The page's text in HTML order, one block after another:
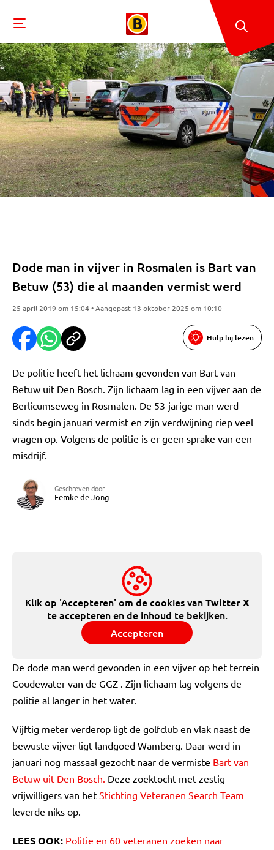
Dode man in vijver in Rosmalen is Bart van
Betuw (53) die al maanden vermist werd
25 april 2019 om 15:04 • Aangepast 13 oktober 2025 om 10:10
Hulp bij lezen
De politie heeft het lichaam gevonden van Bart van
Betuw uit Den Bosch. Zijn lichaam lag in een vijver aan de
Berlicumseweg in Rosmalen. De 53-jarige man werd
sinds begin januari vermist en zijn verdwijning riep veel
vragen op. Volgens de politie is er geen sprake van een
misdrijf.
Geschreven door
Femke de Jong
Klik op 'Accepteren' om de cookies vanTwitter X
te accepteren en de inhoud te bekijken.
Accepteren
De dode man werd gevonden in een vijver op het terrein
Coudewater van de GGZ . Zijn lichaam lag volgens de
politie al langer in het water.
Vijftig meter verderop ligt de golfclub en vlak naast de
bewuste vijver ligt landgoed Wamberg. Daar werd in
januari nog massaal gezocht naar de vermiste Bart van
Betuw uit Den Bosch. Deze zoektocht met zestig
vrijwilligers van het Stichting Veteranen Search Team
leverde niks op.
LEES OOK: Politie en 60 veteranen zoeken naar